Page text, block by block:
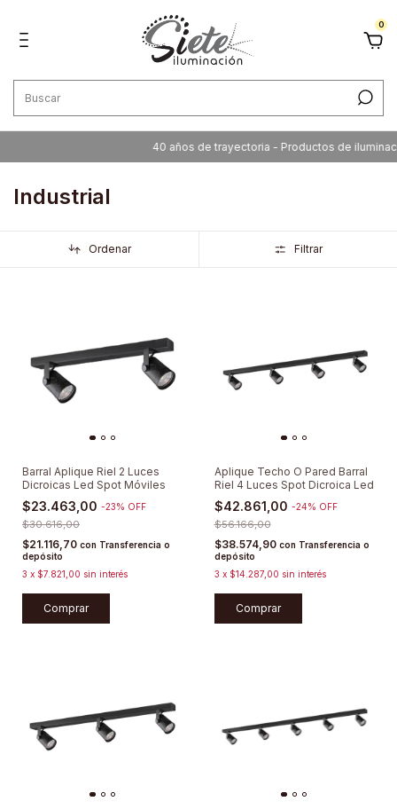
0
40 años de trayectoria - Productos de iluminación de
Industrial
Ordenar Filtrar
Barral Aplique Riel 2 Luces
Dicroicas Led Spot Móviles
$23.463,00 -23% OFF
$30.616,00
$21.116,70 con Transferencia o
depósito
3 x $7.821,00 sin interés
Comprar
Aplique Techo O Pared Barral
Riel 4 Luces Spot Dicroica Led
$42.861,00 -24% OFF
$56.166,00
$38.574,90 con Transferencia o
depósito
3 x $14.287,00 sin interés
Comprar